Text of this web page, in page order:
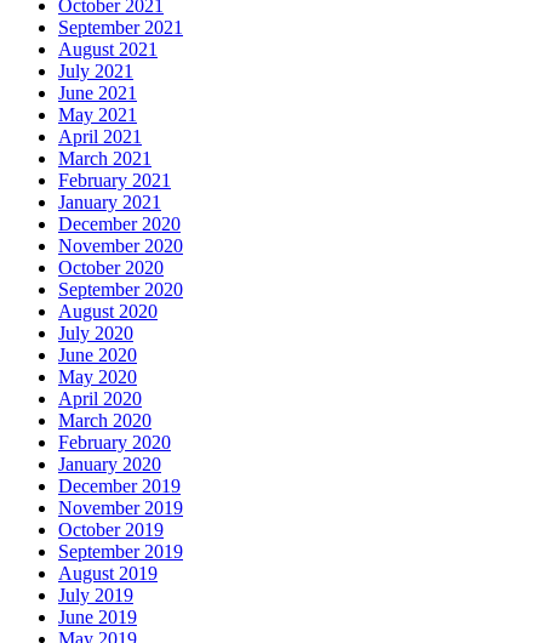
October 2021
September 2021
August 2021
July 2021
June 2021
May 2021
April 2021
March 2021
February 2021
January 2021
December 2020
November 2020
October 2020
September 2020
August 2020
July 2020
June 2020
May 2020
April 2020
March 2020
February 2020
January 2020
December 2019
November 2019
October 2019
September 2019
August 2019
July 2019
June 2019